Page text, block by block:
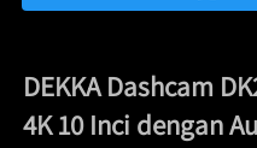
DEKKA Dashcam
4K 10 Inci dengan